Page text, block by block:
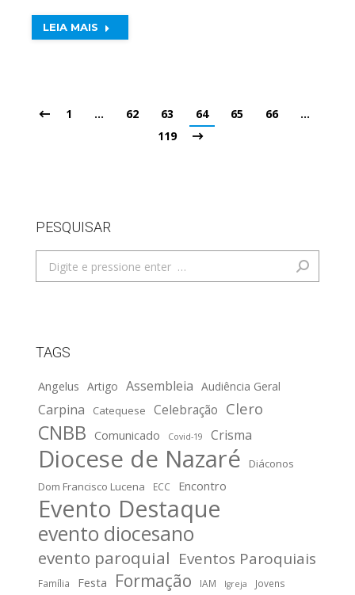
LEIA MAIS
1 … 62 63 64 65 66
…
119
PESQUISAR
Search:
TAGS
Angelus Artigo Assembleia Audiência Geral
Carpina Catequese Celebração Clero
CNBB Comunicado Covid-19 Crisma
Diocese de Nazaré
Diáconos
Dom Francisco Lucena
ECC Encontro
Evento Destaque
evento diocesano
evento paroquial Eventos Paroquiais
Família Festa Formação IAM Igreja Jovens